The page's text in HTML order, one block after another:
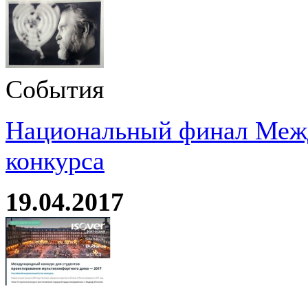
События
Национальный финал
конкурса
19.04.2017